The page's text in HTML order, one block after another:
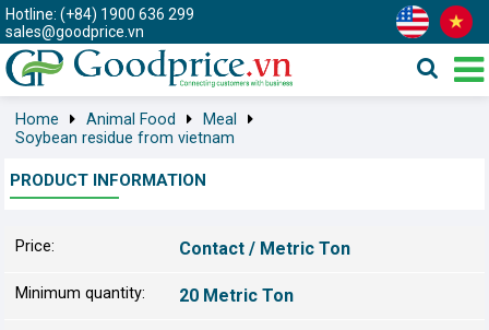
Hotline: (+84) 1900 636 299
sales@goodprice.vn
Home Animal Food
Meal
Soybean residue from vietnam
PRODUCT INFORMATION
Price: Contact / Metric Ton
Minimum quantity: 20 Metric Ton